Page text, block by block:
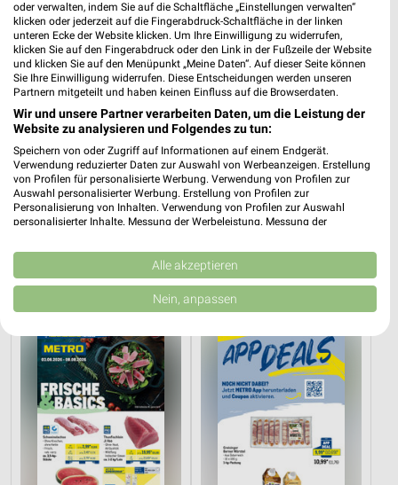
7,1 km 7,9 km
Noch heute gültig
METRO
oder verwalten, indem Sie auf die Schaltfläche „Einstellungen verwalten“
klicken oder jederzeit auf die Fingerabdruck-Schaltfläche in der linken
unteren Ecke der Website klicken. Um Ihre Einwilligung zu widerrufen,
klicken Sie auf den Fingerabdruck oder den Link in der Fußzeile der Website
und klicken Sie auf den Menüpunkt „Meine Daten“. Auf dieser Seite können
Sie Ihre Einwilligung widerrufen. Diese Entscheidungen werden unseren
Partnern mitgeteilt und haben keinen Einfluss auf die Browserdaten.
Wir und unsere Partner verarbeiten Daten, um die Leistung der
Website zu analysieren und Folgendes zu tun:
Speichern von oder Zugriff auf Informationen auf einem Endgerät.
Verwendung reduzierter Daten zur Auswahl von Werbeanzeigen. Erstellung
von Profilen für personalisierte Werbung. Verwendung von Profilen zur
Auswahl personalisierter Werbung. Erstellung von Profilen zur
Personalisierung von Inhalten. Verwendung von Profilen zur Auswahl
personalisierter Inhalte. Messung der Werbeleistung. Messung der
Kombinationen von Daten aus verschiedenen Quellen. Entwicklung und
Verbesserung der Angebote. Verwendung reduzierter Daten zur Auswahl
von Inhalten.
Daten können außerhalb der Europäischen Union weitergegeben und in die
USA gesendet werden.
Website/App.
Partnerliste anzeigen (1 IAB-Anbieter)
Wir nutzen Ihre Daten für folgende Zwecke:
IAB-Verarbeitungszwecke:
Speichern von oder Zugriff auf Informationen
auf einem Endgerät
Alle akzeptieren
Nein, anpassen